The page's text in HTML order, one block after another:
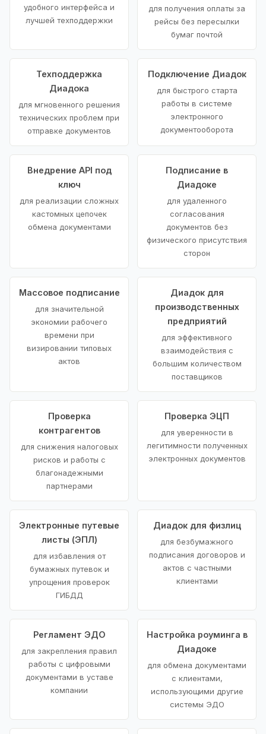
удобного интерфейса и
лучшей техподдержки
для получения оплаты за
рейсы без пересылки
бумаг почтой
Техподдержка
Диадока
для мгновенного решения
технических проблем при
отправке документов
Подключение Диадок
для быстрого старта
работы в системе
электронного
документооборота
Внедрение API под
ключ
для реализации сложных
кастомных цепочек
обмена документами
Подписание в
Диадоке
для удаленного
согласования
документов без
физического присутствия
сторон
Массовое подписание
для значительной
экономии рабочего
времени при
визировании типовых
актов
Диадок для
производственных
предприятий
для эффективного
взаимодействия с
большим количеством
поставщиков
Проверка
контрагентов
для снижения налоговых
рисков и работы с
благонадежными
партнерами
Проверка ЭЦП
для уверенности в
легитимности полученных
электронных документов
Электронные путевые
листы (ЭПЛ)
для избавления от
бумажных путевок и
упрощения проверок
ГИБДД
Диадок для физлиц
для безбумажного
подписания договоров и
актов с частными
клиентами
Регламент ЭДО
для закрепления правил
работы с цифровыми
документами в уставе
компании
Настройка роуминга в
Диадоке
для обмена документами
с клиентами,
использующими другие
системы ЭДО